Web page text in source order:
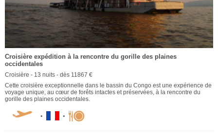
Croisière expédition à la rencontre du gorille des plaines
occidentales
Croisière - 13 nuits - dès 11867 €
Cette croisière exceptionnelle dans le bassin du Congo est une expérience de
voyage unique, au cœur de forêts intactes et préservées, à la rencontre du
gorille des plaines occidentales.